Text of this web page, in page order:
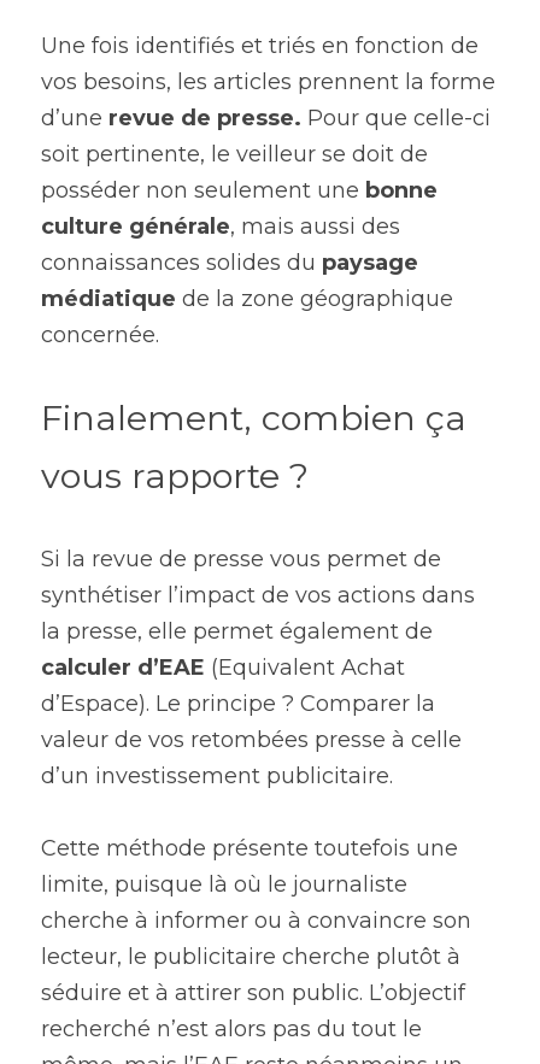
Une fois identifiés et triés en fonction de
vos besoins, les articles prennent la forme
d’une revue de presse. Pour que celle-ci
soit pertinente, le veilleur se doit de
posséder non seulement une bonne
culture générale, mais aussi des
connaissances solides du paysage
médiatique de la zone géographique
concernée.
Finalement, combien ça
vous rapporte ?
Si la revue de presse vous permet de
synthétiser l’impact de vos actions dans
calculer d’EAE (Equivalent Achat
d’Espace). Le principe ? Comparer la
valeur de vos retombées presse à celle
d’un investissement publicitaire.
Cette méthode présente toutefois une
limite, puisque là où le journaliste
cherche à informer ou à convaincre son
lecteur, le publicitaire cherche plutôt à
séduire et à attirer son public. L’objectif
recherché n’est alors pas du tout le